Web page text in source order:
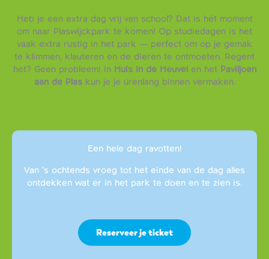
Heb je een extra dag vrij van school? Dat is hét moment
om naar Plaswijckpark te komen! Op studiedagen is het
vaak extra rustig in het park — perfect om op je gemak
te klimmen, klauteren en de dieren te ontmoeten. Regent
het? Geen probleem! In Huis in de Heuvelen het Paviljoen
aan de Plaskun je je úrenlang binnen vermaken.
Een hele dag ravotten!
Van ’s ochtends vroeg tot het einde van de dag alles
ontdekken wat er in het park te doen en te zien is.
Reserveer je ticket